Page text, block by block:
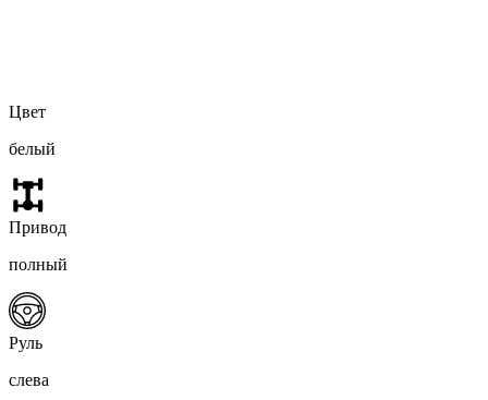
Цвет
белый
Привод
полный
Руль
слева